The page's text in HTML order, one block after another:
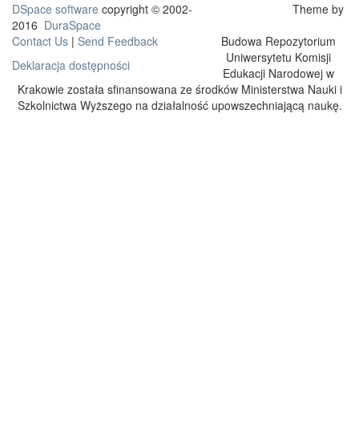
DSpace software copyright © 2002-
2016 DuraSpace
Contact Us | Send Feedback
Deklaracja dostępności
Theme by
Budowa Repozytorium
Uniwersytetu Komisji
Edukacji Narodowej w
Krakowie została sfinansowana ze środków Ministerstwa Nauki i
Szkolnictwa Wyższego na działalność upowszechniającą naukę.